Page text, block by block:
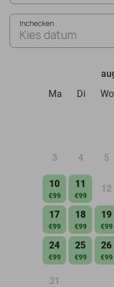
Inchecken
Kies datum
Ma
Di Wo
3 4 5
10
€99
11
€99
12
17
€99
18
€99
19
€99
24
€99
25
€99
26
€99
31